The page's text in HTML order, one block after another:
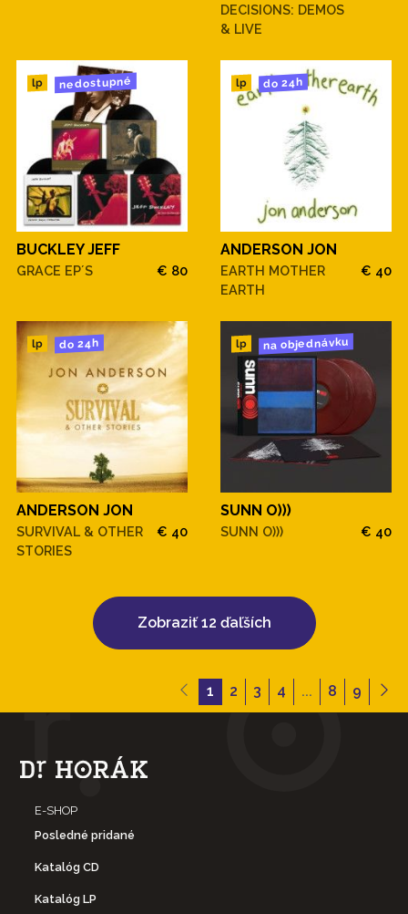
DECISIONS: DEMOS
& LIVE
lp nedostupné
BUCKLEY JEFF
GRACE EP´S € 80
lp do 24h
ANDERSON JON
EARTH MOTHER
EARTH
€ 40
lp do 24h
ANDERSON JON
SURVIVAL & OTHER
STORIES
€ 40
lp na objednávku
SUNN O)))
SUNN O))) € 40
Zobraziť 12 ďaľších
1 2 3 4 ... 8 9
E-SHOP
Posledné pridané
Katalóg CD
Katalóg LP